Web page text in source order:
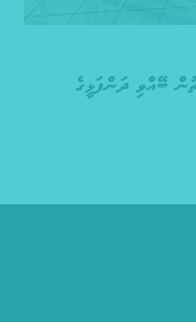
ބޭއްވި ދަންފަޅީގެ